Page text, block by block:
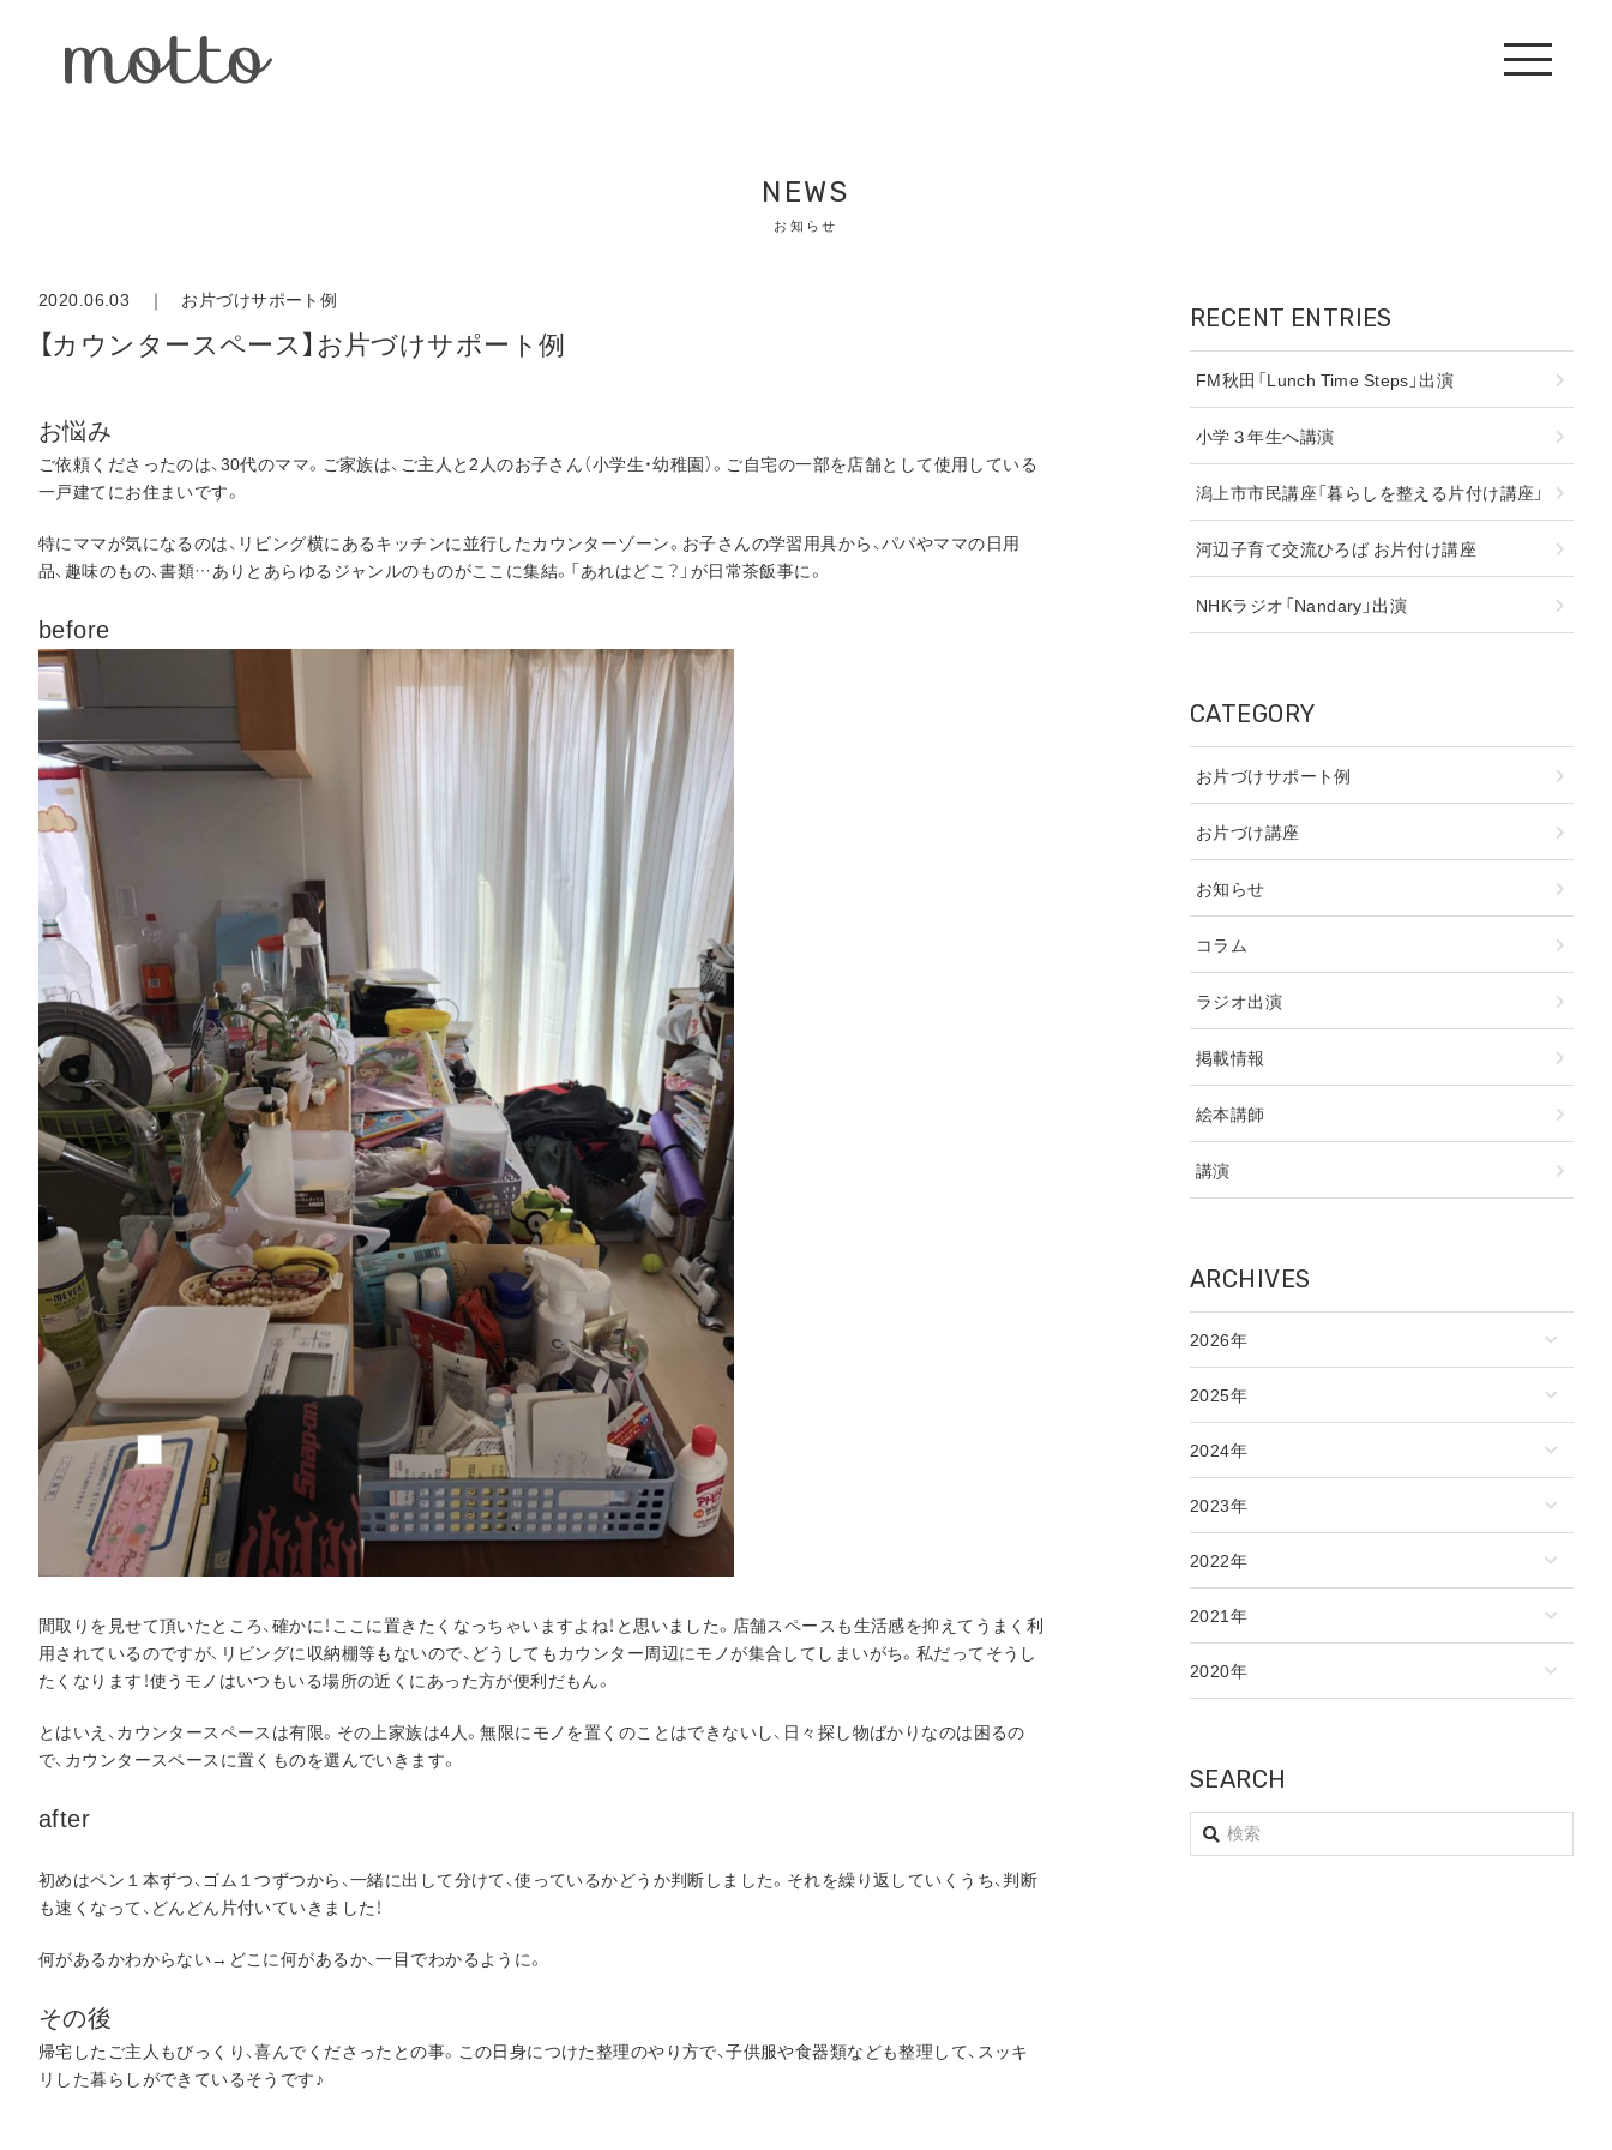
NEWS
お知らせ
2020.06.03 ｜ お片づけサポート例
【カウンタースペース】お片づけサポート例
お悩み
ご依頼くださったのは、30代のママ。ご家族は、ご主人と2人のお子さん（小学生・幼稚園）。ご自宅の一部を店舗として使用している
一戸建てにお住まいです。
特にママが気になるのは、リビング横にあるキッチンに並行したカウンターゾーン。お子さんの学習用具から、パパやママの日用
品、趣味のもの、書類…ありとあらゆるジャンルのものがここに集結。「あれはどこ？」が日常茶飯事に。
before
間取りを見せて頂いたところ、確かに！ここに置きたくなっちゃいますよね！と思いました。店舗スペースも生活感を抑えてうまく利
用されているのですが、リビングに収納棚等もないので、どうしてもカウンター周辺にモノが集合してしまいがち。私だってそうし
たくなります！使うモノはいつもいる場所の近くにあった方が便利だもん。
とはいえ、カウンタースペースは有限。その上家族は4人。無限にモノを置くのことはできないし、日々探し物ばかりなのは困るの
で、カウンタースペースに置くものを選んでいきます。
after
初めはペン１本ずつ、ゴム１つずつから、一緒に出して分けて、使っているかどうか判断しました。それを繰り返していくうち、判断
も速くなって、どんどん片付いていきました！
何があるかわからない→どこに何があるか、一目でわかるように。
その後
帰宅したご主人もびっくり、喜んでくださったとの事。この日身につけた整理のやり方で、子供服や食器類なども整理して、スッキ
リした暮らしができているそうです♪
RECENT ENTRIES
FM秋田「Lunch Time Steps」出演
小学３年生へ講演
潟上市市民講座「暮らしを整える片付け講座」
河辺子育て交流ひろば お片付け講座
NHKラジオ「Nandary」出演
CATEGORY
お片づけサポート例
お片づけ講座
お知らせ
コラム
ラジオ出演
掲載情報
絵本講師
講演
ARCHIVES
2026年
2025年
2024年
2023年
2022年
2021年
2020年
SEARCH